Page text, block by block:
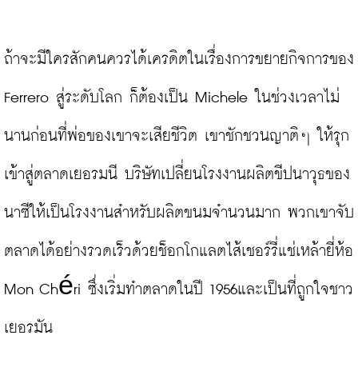
ถ้าจะมีใครสักคนควรได้เครดิตในเรื่องการขยายกิจการของ
Ferrero สู่ระดับโลก ก็ต้องเป็น Michele ในช่วงเวลาไม่
นานก่อนที่พ่อของเขาจะเสียชีวิต เขาชักชวนญาติๆ ให้รุก
เข้าสู่ตลาดเยอรมนี บริษัทเปลี่ยนโรงงานผลิตขีปนาวุธของ
นาซีให้เป็นโรงงานสำหรับผลิตขนมจำนวนมาก พวกเขาจับ
ตลาดได้อย่างรวดเร็วด้วยช็อกโกแลตไส้เชอร์รี่แช่เหล้ายี่ห้อ
Mon Chéri ซึ่งเริ่มทำตลาดในปี 1956และเป็นที่ถูกใจชาว
เยอรมัน